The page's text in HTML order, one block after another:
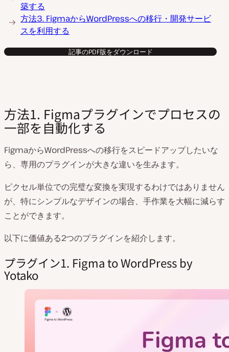
築する
方法3. FigmaからWordPressへの移行・開発サービ
スを利用する
記事のPDF版をダウンロード
方法1. Figmaプラグインでプロセスの
一部を自動化する
FigmaからWordPressへの移行をスピードアップしたいな
ら、専用のプラグインが大きな違いを生みます。
ピクセル単位での完璧な変換を実現するわけではありません
が、特にシンプルなデザインの場合、手作業を大幅に減らす
ことができます。
以下に価値ある2つのプラグインを紹介します。
プラグイン1. Figma to WordPress by
Yotako